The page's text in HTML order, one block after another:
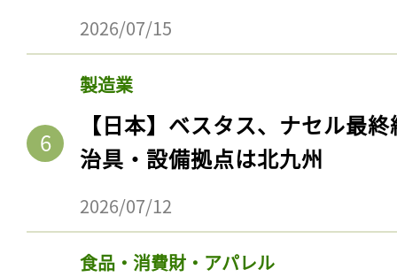
2026/07/15
製造業
【日本】ベスタス、ナセル最
治具・設備拠点は北九州
2026/07/12
食品・消費財・アパレル